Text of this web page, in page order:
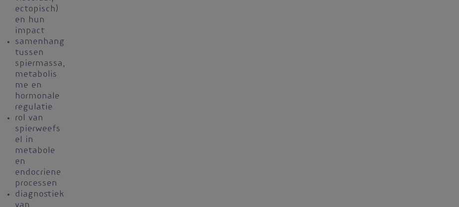
ectopisch)
en hun
impact
samenhang
tussen
spiermassa,
metabolis
me en
hormonale
regulatie
rol van
spierweefs
el in
metabole
en
endocriene
processen
diagnostiek